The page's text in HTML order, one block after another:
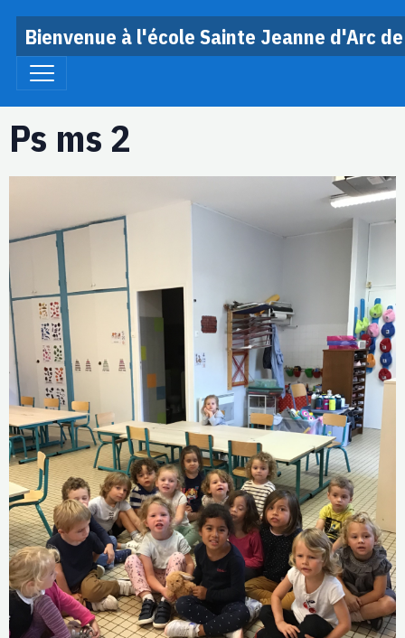
Bienvenue à l'école Sainte Jeanne d'Arc
Ps ms 2